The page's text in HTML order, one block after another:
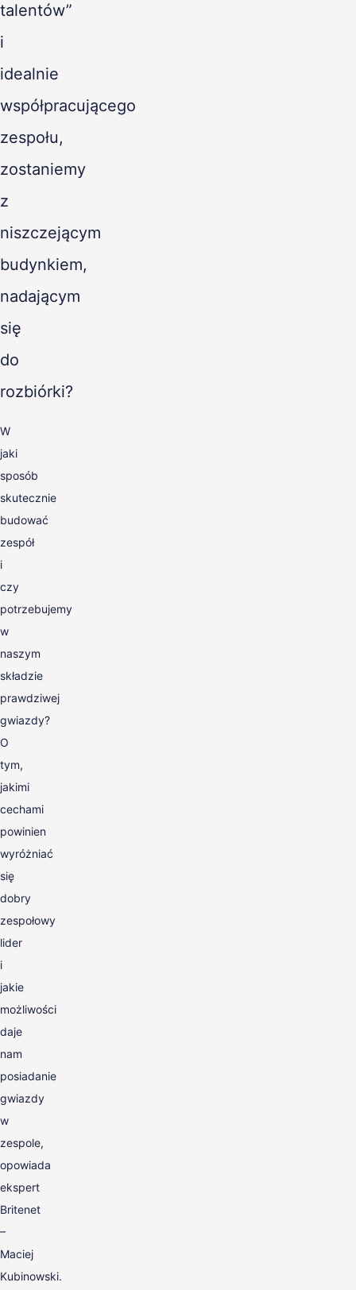
talentów”
i
idealnie
współpracującego
zespołu,
zostaniemy
z
niszczejącym
budynkiem,
nadającym
się
do
rozbiórki?
W
jaki
sposób
skutecznie
budować
zespół
i
czy
potrzebujemy
w
naszym
składzie
prawdziwej
gwiazdy?
O
tym,
jakimi
cechami
powinien
wyróżniać
się
dobry
zespołowy
lider
i
jakie
możliwości
daje
nam
posiadanie
gwiazdy
w
zespole,
opowiada
ekspert
Britenet
–
Maciej
Kubinowski.